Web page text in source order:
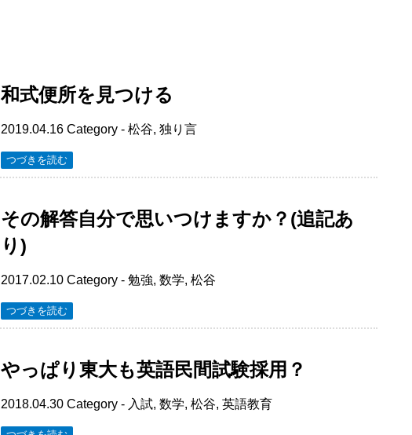
和式便所を見つける
2019.04.16 Category - 松谷, 独り言
つづきを読む
その解答自分で思いつけますか？(追記あ
り)
2017.02.10 Category - 勉強, 数学, 松谷
つづきを読む
やっぱり東大も英語民間試験採用？
2018.04.30 Category - 入試, 数学, 松谷, 英語教育